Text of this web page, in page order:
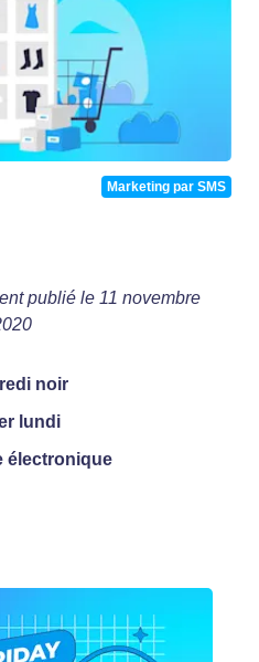
Marketing par SMS
publié le 11 novembre
noir
lundi
électronique